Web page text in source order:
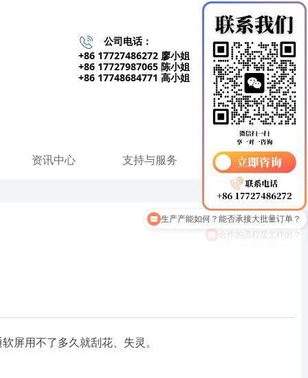
资讯中心 支持与服务 联系我们
公司电话：
+86 17727486272 廖小姐
+86 17727987065 陈小姐
+86 17748684771 高小姐
屏用不了多久就刮花、失灵。
生产产能如何？能否承接大批量订单？